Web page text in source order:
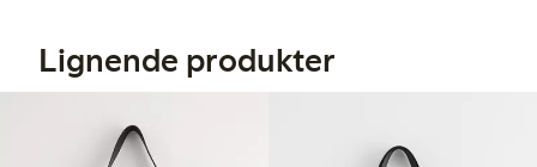
Lignende produkter